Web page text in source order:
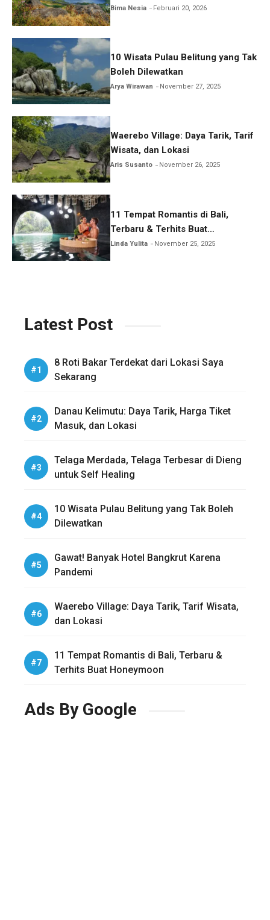
Bima Nesia Februari 20, 2026
10 Wisata Pulau Belitung yang Tak
Boleh Dilewatkan
Arya Wirawan November 27, 2025
Waerebo Village: Daya Tarik, Tarif
Wisata, dan Lokasi
Aris Susanto November 26, 2025
11 Tempat Romantis di Bali,
Terbaru & Terhits Buat
Honeymoon
Linda Yulita November 25, 2025
Latest Post
8 Roti Bakar Terdekat dari Lokasi Saya
Sekarang
Danau Kelimutu: Daya Tarik, Harga Tiket
Masuk, dan Lokasi
Telaga Merdada, Telaga Terbesar di Dieng
untuk Self Healing
10 Wisata Pulau Belitung yang Tak Boleh
Dilewatkan
Gawat! Banyak Hotel Bangkrut Karena
Pandemi
Waerebo Village: Daya Tarik, Tarif Wisata,
dan Lokasi
11 Tempat Romantis di Bali, Terbaru &
Terhits Buat Honeymoon
Ads By Google